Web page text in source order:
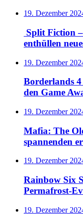
19. Dezember
Split Fiction
enthüllen
19. Dezember
Borderlands
den Game
19. Dezember
Mafia: The
spannenden
19. Dezember
Rainbow Six
Permafrost-
19. Dezember